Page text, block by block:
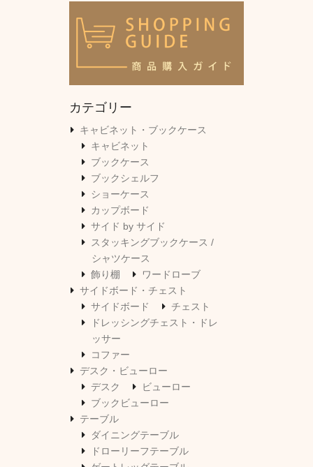
カテゴリー
キャビネット・ブックケース
キャビネット
ブックケース
ブックシェルフ
ショーケース
カップボード
サイド by サイド
スタッキングブックケース /
シャツケース
飾り棚
ワードローブ
サイドボード・チェスト
サイドボード
チェスト
ドレッシングチェスト・ドレ
ッサー
コファー
デスク・ビューロー
デスク
ビューロー
ブックビューロー
テーブル
ダイニングテーブル
ドローリーフテーブル